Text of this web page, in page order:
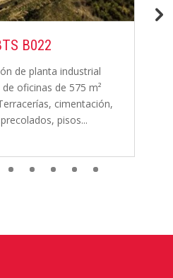
B022
de planta industrial
oficinas de 575 m²
cimentación,
pisos...